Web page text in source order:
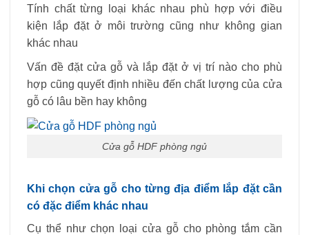
Tính chất từng loại khác nhau phù hợp với điều
kiện lắp đặt ở môi trường cũng như không gian
khác nhau
Vấn đề đặt cửa gỗ và lắp đặt ở vị trí nào cho phù
hợp cũng quyết định nhiều đến chất lượng của cửa
gỗ có lâu bền hay không
Cửa gỗ HDF phòng ngủ
Khi chọn cửa gỗ cho từng địa điểm lắp đặt cần
có đặc điểm khác nhau
Cụ thể như chọn loại cửa gỗ cho phòng tắm cần